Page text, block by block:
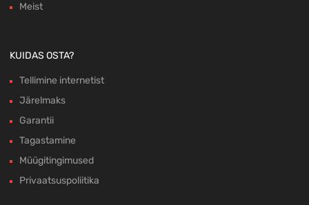
Meist
KUIDAS OSTA?
Tellimine internetist
Järelmaks
Garantii
Tagastamine
Müügitingimused
Privaatsuspoliitika